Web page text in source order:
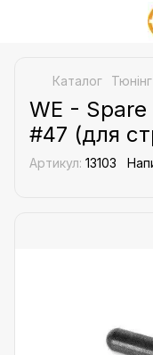
Каталог
WE - Spare
#47 (для
Артикул: 13103